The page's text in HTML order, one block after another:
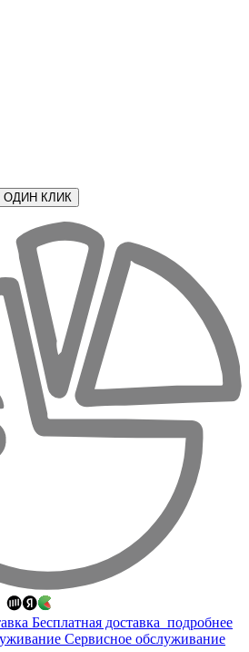
ОДИН КЛИК
Бесплатная доставка подробнее
Сервисное обслуживание